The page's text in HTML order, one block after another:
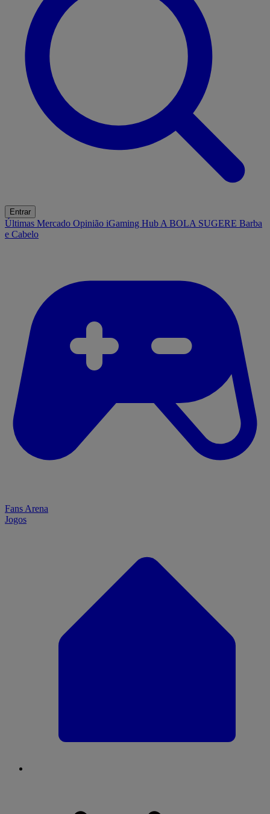
Entrar
Últimas Mercado Opinião iGaming Hub A BOLA SUGERE Barba
e Cabelo
Fans Arena
Jogos